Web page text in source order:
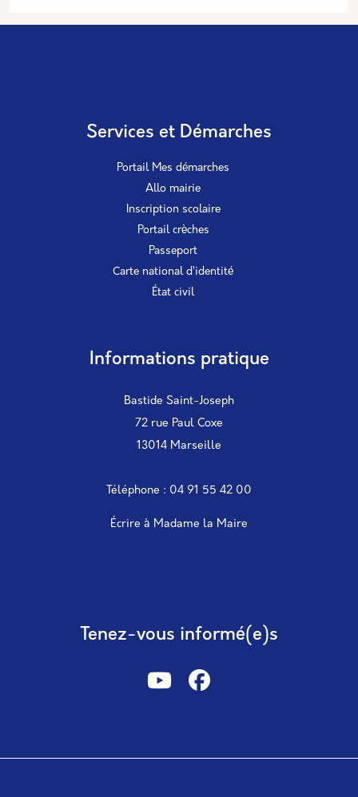
Services et Démarches
Portail Mes démarches
Allo mairie
Inscription scolaire
Portail crèches
Passeport
Carte national d’identité
État civil
Informations pratique
Bastide Saint-Joseph
72 rue Paul Coxe
13014 Marseille
Téléphone : 04 91 55 42 00
Écrire à Madame la Maire
Tenez-vous informé(e)s